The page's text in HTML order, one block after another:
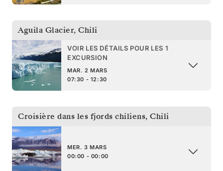
Aguila Glacier, Chili
VOIR LES DÉTAILS POUR LES 1
EXCURSION
MAR. 2 MARS
07:30 - 12:30
Croisière dans les fjords chiliens, Chili
MER. 3 MARS
00:00 - 00:00